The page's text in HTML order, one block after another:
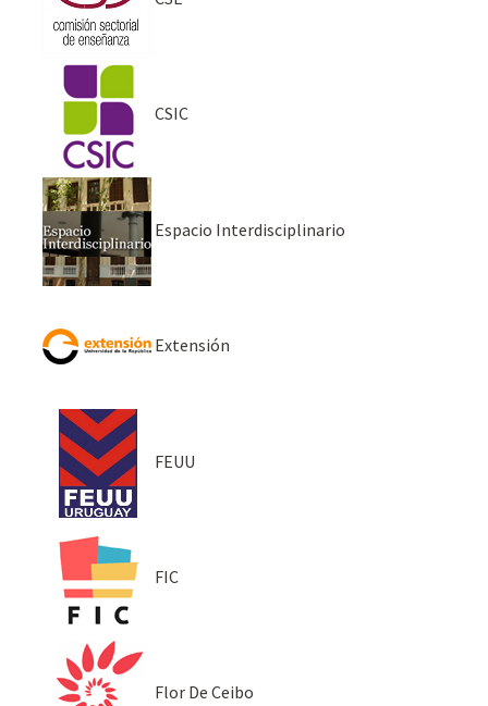
CSIC
Espacio Interdisciplinario
Extensión
FEUU
FIC
Flor De Ceibo